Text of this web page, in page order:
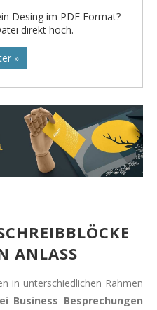
Desing im PDF Format?
direkt hoch.
»
ANLASS
in unterschiedlichen Rahmen
Business Besprechungen